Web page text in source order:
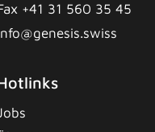
+41 31 560 35 45